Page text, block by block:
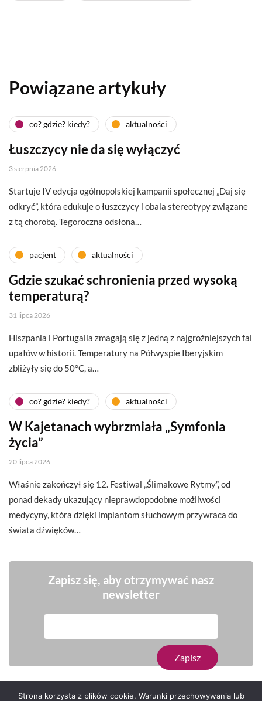
Powiązane artykuły
co? gdzie? kiedy? aktualności
Łuszczycy nie da się wyłączyć
3 sierpnia 2026
Startuje IV edycja ogólnopolskiej kampanii społecznej „Daj się
odkryć”, która edukuje o łuszczycy i obala stereotypy związane
z tą chorobą. Tegoroczna odsłona…
pacjent aktualności
Gdzie szukać schronienia przed wysoką
temperaturą?
31 lipca 2026
Hiszpania i Portugalia zmagają się z jedną z najgroźniejszych fal
upałów w historii. Temperatury na Półwyspie Iberyjskim
zbliżyły się do 50°C, a…
co? gdzie? kiedy? aktualności
W Kajetanach wybrzmiała „Symfonia
życia”
20 lipca 2026
Właśnie zakończył się 12. Festiwal „Ślimakowe Rytmy”, od
ponad dekady ukazujący nieprawdopodobne możliwości
medycyny, która dzięki implantom słuchowym przywraca do
świata dźwięków…
Zapisz się, aby otrzymywać nasz
newsletter
Strona korzysta z plików cookie. Warunki przechowywania lub